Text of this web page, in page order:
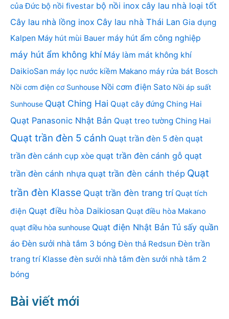
của Đức bộ nồi fivestar bộ nồi inox cây lau nhà loại tốt
Cây lau nhà lồng inox Cây lau nhà Thái Lan Gia dụng
Kalpen Máy hút mùi Bauer máy hút ẩm công nghiệp
máy hút ẩm không khí Máy làm mát không khí
DaikioSan máy lọc nước kiềm Makano máy rửa bát Bosch
Nồi cơm điện cơ Sunhouse Nồi cơm điện Sato Nồi áp suất
Sunhouse Quạt Ching Hai Quạt cây đứng Ching Hai
Quạt Panasonic Nhật Bản Quạt treo tường Ching Hai
Quạt trần đèn 5 cánh Quạt trần đèn 5 đèn quạt
trần đèn cánh cụp xòe quạt trần đèn cánh gỗ quạt
trần đèn cánh nhựa quạt trần đèn cánh thép Quạt
trần đèn Klasse Quạt trần đèn trang trí Quạt tích
điện Quạt điều hòa Daikiosan Quạt điều hòa Makano
quạt điều hòa sunhouse Quạt điện Nhật Bản Tủ sấy quần
áo Đèn sưởi nhà tắm 3 bóng Đèn thả Redsun Đèn trần
trang trí Klasse đèn sưởi nhà tắm đèn sưởi nhà tắm 2
bóng
Bài viết mới